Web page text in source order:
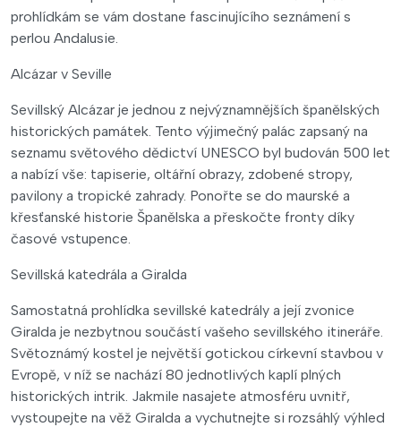
prohlídkám se vám dostane fascinujícího seznámení s
perlou Andalusie.
Alcázar v Seville
Sevillský Alcázar je jednou z nejvýznamnějších španělských
historických památek. Tento výjimečný palác zapsaný na
seznamu světového dědictví UNESCO byl budován 500 let
a nabízí vše: tapiserie, oltářní obrazy, zdobené stropy,
pavilony a tropické zahrady. Ponořte se do maurské a
křesťanské historie Španělska a přeskočte fronty díky
časové vstupence.
Sevillská katedrála a Giralda
Samostatná prohlídka sevillské katedrály a její zvonice
Giralda je nezbytnou součástí vašeho sevillského itineráře.
Světoznámý kostel je největší gotickou církevní stavbou v
Evropě, v níž se nachází 80 jednotlivých kaplí plných
historických intrik. Jakmile nasajete atmosféru uvnitř,
vystoupejte na věž Giralda a vychutnejte si rozsáhlý výhled